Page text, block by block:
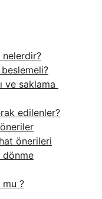
nelerdir?
ve saklama
edilenler?
önerileri
dönme
?